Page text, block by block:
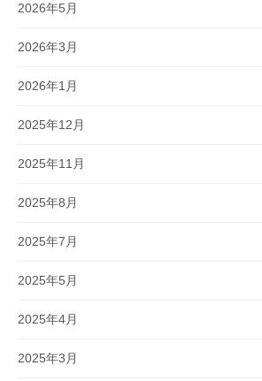
2026年5月
2026年3月
2026年1月
2025年12月
2025年11月
2025年8月
2025年7月
2025年5月
2025年4月
2025年3月